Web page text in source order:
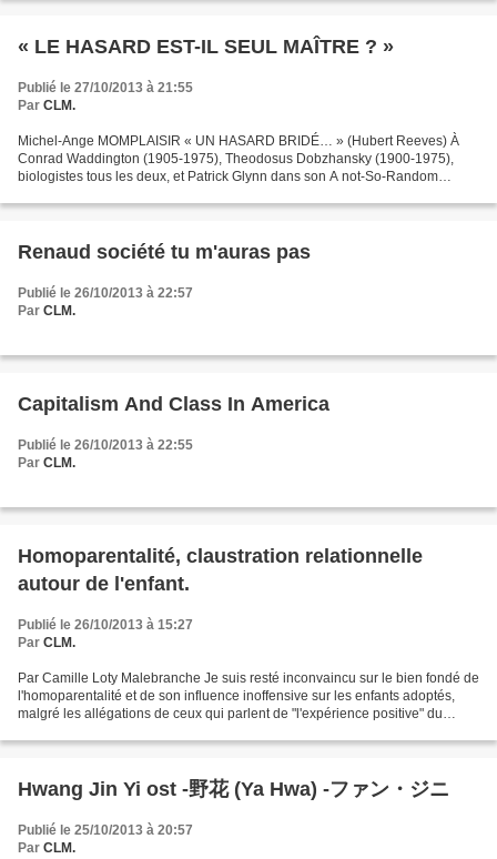
« LE HASARD EST-IL SEUL MAÎTRE ? »
Publié le 27/10/2013 à 21:55
Par CLM.
Michel-Ange MOMPLAISIR « UN HASARD BRIDÉ… » (Hubert Reeves) À
Conrad Waddington (1905-1975), Theodosus Dobzhansky (1900-1975),
biologistes tous les deux, et Patrick Glynn dans son A not-So-Random
Renaud société tu m'auras pas
Publié le 26/10/2013 à 22:57
Par CLM.
Capitalism And Class In America
Publié le 26/10/2013 à 22:55
Par CLM.
Homoparentalité, claustration relationnelle
autour de l'enfant.
Publié le 26/10/2013 à 15:27
Par CLM.
Par Camille Loty Malebranche Je suis resté inconvaincu sur le bien fondé de
l'homoparentalité et de son influence inoffensive sur les enfants adoptés,
malgré les allégations de ceux qui parlent de "l'expérience positive" du
Hwang Jin Yi ost -野花 (Ya Hwa) -ファン・ジニ
Publié le 25/10/2013 à 20:57
Par CLM.